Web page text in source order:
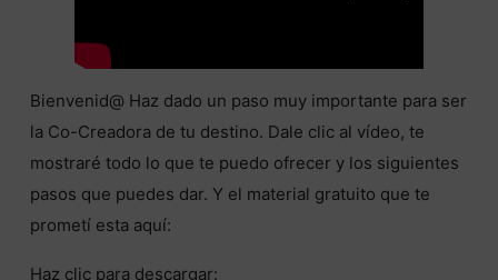
Bienvenid@ Haz dado un paso muy importante para ser
la Co-Creadora de tu destino. Dale clic al vídeo, te
mostraré todo lo que te puedo ofrecer y los siguientes
pasos que puedes dar. Y el material gratuito que te
prometí esta aquí:
Haz clic para descargar: